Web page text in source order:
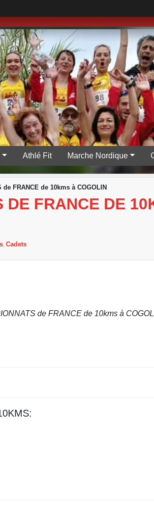
Athlé Fit Marche Nordique
de FRANCE de 10kms à COGOLIN
FRANCE DE
Cadets
de FRANCE de 10kms à